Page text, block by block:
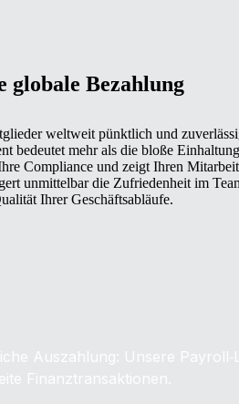
globale Bezahlung
weltweit pünktlich und
bedeutet mehr als die bloße
Compliance und zeigt Ihren
unmittelbar die Zufriedenheit im
Ihrer Geschäftsabläufe.
Auszahlung: Unsere
Finanztransaktionen.